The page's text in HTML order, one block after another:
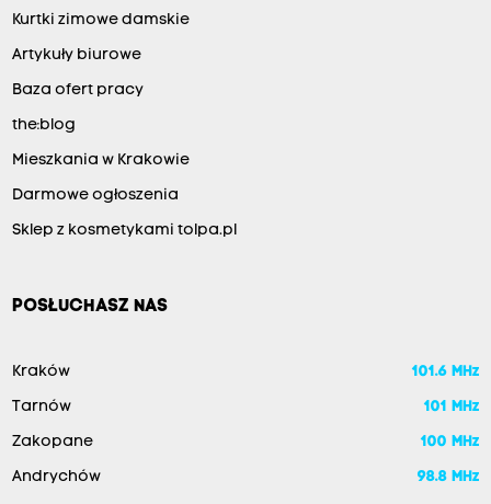
Kurtki zimowe damskie
Artykuły biurowe
Baza ofert pracy
the:blog
Mieszkania w Krakowie
Darmowe ogłoszenia
Sklep z kosmetykami tolpa.pl
POSŁUCHASZ NAS
Kraków 101.6 MHz
Tarnów 101 MHz
Zakopane 100 MHz
Andrychów 98.8 MHz